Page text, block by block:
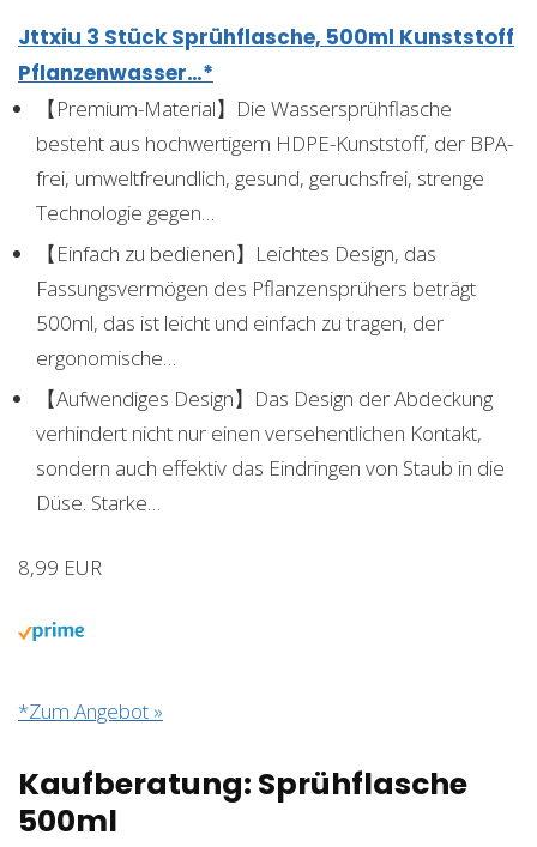
Jttxiu 3 Stück Sprühflasche, 500ml Kunststoff
Pflanzenwasser…*
【Premium-Material】Die Wassersprühflasche
besteht aus hochwertigem HDPE-Kunststoff, der BPA-
frei, umweltfreundlich, gesund, geruchsfrei, strenge
Technologie gegen…
【Einfach zu bedienen】Leichtes Design, das
Fassungsvermögen des Pflanzensprühers beträgt
500ml, das ist leicht und einfach zu tragen, der
ergonomische…
【Aufwendiges Design】Das Design der Abdeckung
verhindert nicht nur einen versehentlichen Kontakt,
sondern auch effektiv das Eindringen von Staub in die
Düse. Starke…
8,99 EUR
*Zum Angebot »
Kaufberatung: Sprühflasche
500ml